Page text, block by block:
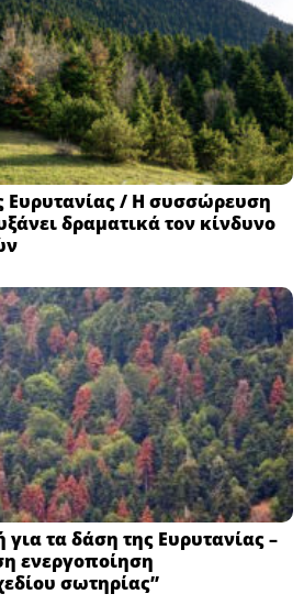
Ευρυτανίας / Η συσσώρευση
δραματικά τον κίνδυνο
τα δάση της Ευρυτανίας –
ενεργοποίηση
σωτηρίας”